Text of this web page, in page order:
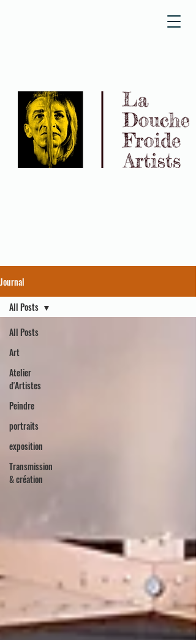
Journal
All Posts
Art
Atelier
d'Artistes
Peindre
portraits
exposition
Transmission
& création
All Posts